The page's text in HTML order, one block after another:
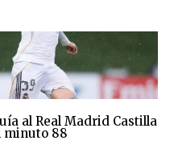
al Real Madrid Castilla
minuto 88